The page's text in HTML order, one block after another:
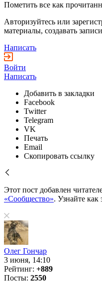
Пометить все как
Авторизуйтесь или
материалы, создавать
Написать
Войти
Написать
Добавить в закладки
Facebook
Twitter
Telegram
VK
Печать
Email
Скопировать ссылку
Этот пост добавлен
«Сообщество». Узнайте как
Олег Гончар
3 июня, 14:10
Рейтинг: +889
Посты: 2550